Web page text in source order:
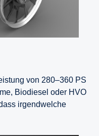
von 280–360 PS
Biodiesel oder HVO
irgendwelche